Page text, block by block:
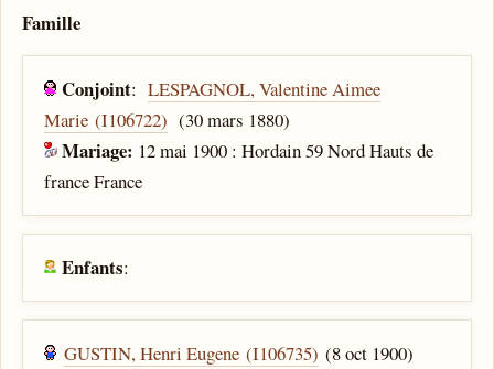
Famille
Conjoint:LESPAGNOL, Valentine Aimee
Marie (I106722) (30 mars 1880)
Mariage: 12 mai 1900 : Hordain 59 Nord Hauts de
france France
Enfants:
GUSTIN, Henri Eugene (I106735) (8 oct 1900)